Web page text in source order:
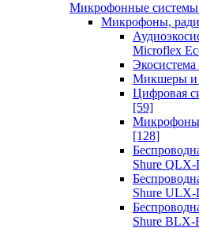
Микрофонные
Микрофоны,
Microflex
Экосистема
Микшеры и
Цифровая
[59]
Микрофоны
[128]
Shure QLX-
Shure ULX-
Shure BLX-